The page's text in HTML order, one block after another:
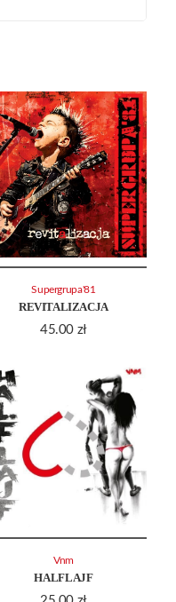
REVITALIZACJA
45.00 zł
Supergrupa'81
HALFLAJF
Vnm